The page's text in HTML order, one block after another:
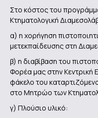
Στο κόστος του
Κτηματολογική
α) η χορήγηση
μετεκπαίδευσης στη
β) η διαβίβαση του
Φορέα μας στην Κεντρική
φάκελο του
στο Μητρώο των
γ) Πλούσιο υλικό: